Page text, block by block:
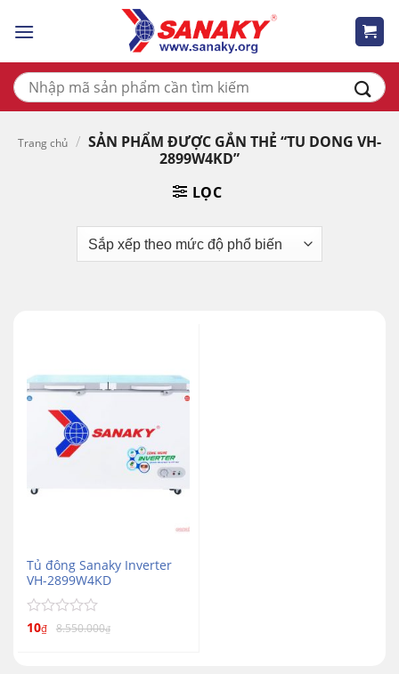
Tìm
kiếm:
Trang chủ / SẢN PHẨM ĐƯỢC GẮN THẺ “TU DONG VH-
2899W4KD”
LỌC
Tủ đông Sanaky Inverter
VH-2899W4KD
Được
10₫ 8.550.000₫